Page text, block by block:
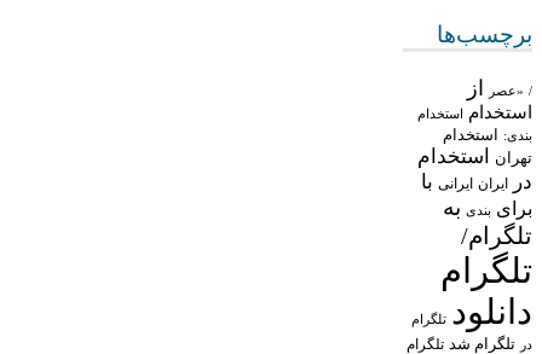
برچسب‌ها
/ «عصر از
استخدام استخدام
بندی: استخدام
تهران
استخدام
در
ایران ایرانی با
برای بندی به
تلگرام/
تلگرام
دانلود تلگرام
در تلگرام شد تلگرام